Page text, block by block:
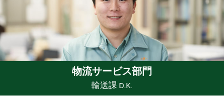
物流サービス部門
輸送課 D.K.